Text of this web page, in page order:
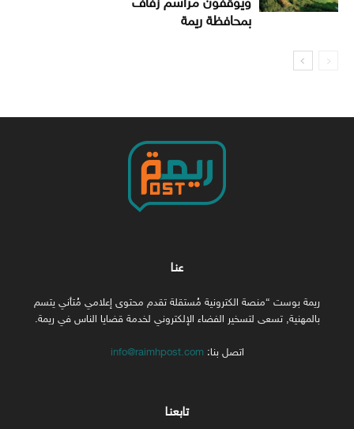
بمحافظة ريمة
عنا
ريمة بوست “منصة الكترونية مُستقلة تقدم محتوى إعلامي مُتأني يتسم
بالمهنية, تسعى لتسخير الفضاء الإلكتروني لخدمة قضايا الناس في ريمة.
اتصل بنا: info@raimhpost.com
تابعنا